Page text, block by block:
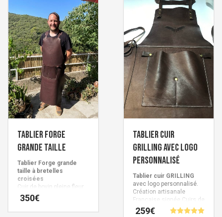
Tablier Forge
grande taille
Tablier Forge grande
taille à bretelles
croisées
Cuir de bovin pleine fleur
d’une épaisseur de 2,4
mm environ.
350€
Tablier cuir
GRILLING avec logo
personnalisé
Tablier cuir GRILLING
avec logo personnalisé.
Création artisanale
Française signée Cuirs de
Schistes.
259€